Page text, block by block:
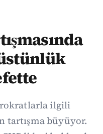
ilgili
tartışma büyüyor.